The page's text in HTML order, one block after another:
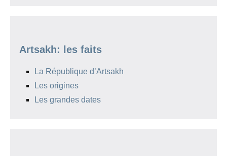
Artsakh: les faits
La République d’Artsakh
Les origines
Les grandes dates